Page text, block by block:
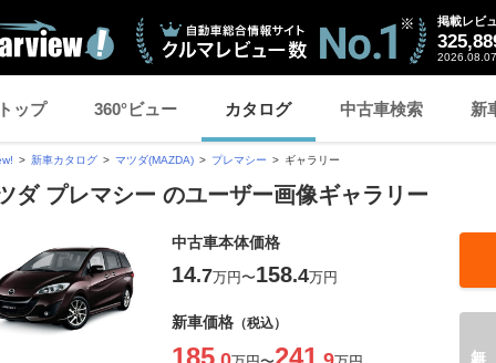
掲載レビ
2026.08.07
トップ 360°ビュー カタログ 中古車検索 新
新車カタログ マツダ(MAZDA) プレマシー ギャラリー
ダ プレマシー のユーザー画像ギャラリー
中古車本体価格
14.7万円〜158.4万円
新車価格 （税込）
185 241